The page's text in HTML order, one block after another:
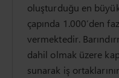
oluşturduğu en
çapında 1.000’den
vermektedir.
dahil olmak üzere
sunarak iş